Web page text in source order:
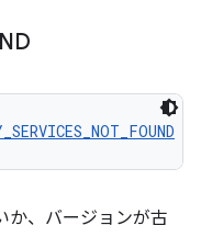
か、バージョンが古